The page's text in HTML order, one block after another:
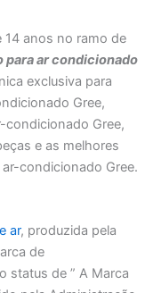
14 anos no ramo de
para ar condicionado
exclusiva para
Gree,
condicionado Gree,
e as melhores
condicionado Gree.
ar, produzida pela
de
status de ” A Marca